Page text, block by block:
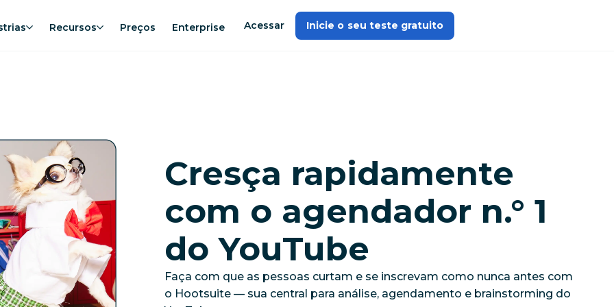
Recursos Preços Enterprise Acessar Inicie o seu teste gratuito
Cresça rapidamente
com o agendador n.° 1
do YouTube
Faça com que as pessoas curtam e se inscrevam como nunca antes com
o Hootsuite — sua central para análise, agendamento e brainstorming do